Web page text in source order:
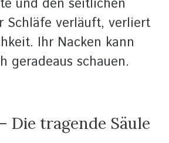
und den seitlichen
Schläfe verläuft, verliert
Ihr Nacken kann
geradeaus schauen.
Die tragende Säule